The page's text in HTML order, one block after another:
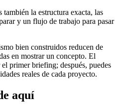
también la estructura exacta, las
y un flujo de trabajo para pasar
bien construidos reducen de
en mostrar un concepto. El
primer briefing; después, puedes
reales de cada proyecto.
aquí